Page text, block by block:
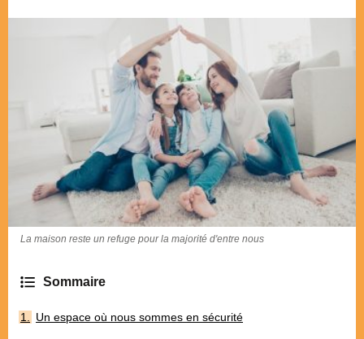
La maison reste un refuge pour la majorité d'entre nous
Un espace où nous sommes en sécurité